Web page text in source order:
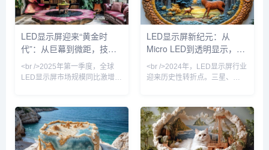
崖”开始松动——以P0.4以下间
距产品为例，单位面积造价较去
年同期下降37%，首次低于同规
格OLED商用拼接屏。行业分析
师指出，Micro LED不再是“概念
P0.3以下微米级时代。这意味
着，LED显示屏首次能在保持无
缝拼接优势的同时，实现堪比
OLED的对比度与色彩表现，且
功耗降低40%以上。行业分析师
LED显示屏迎来“黄金时
代”：从巨幕到微距，技术
革命重塑视觉产业
<br />2025年第一季度，全球
LED显示屏市场规模同比激增
广告牌的全面升级与影视虚拟制
作棚的井喷式扩张。在纽约时代
广场，一块面积超过2000平方
米的裸眼3D LED屏刚刚刷新了
LED显示屏新纪元：从
Micro LED到透明显示，
2024年技术革命如何重塑
视觉产业
<br />2024年，LED显示屏行业
迎来历史性转折点。三星、
关键节点，而苹果手表率先采用
Micro LED面板的消息更让整个
产业链沸腾。据《华尔街日报》
获得的供应链数据，Micro LED